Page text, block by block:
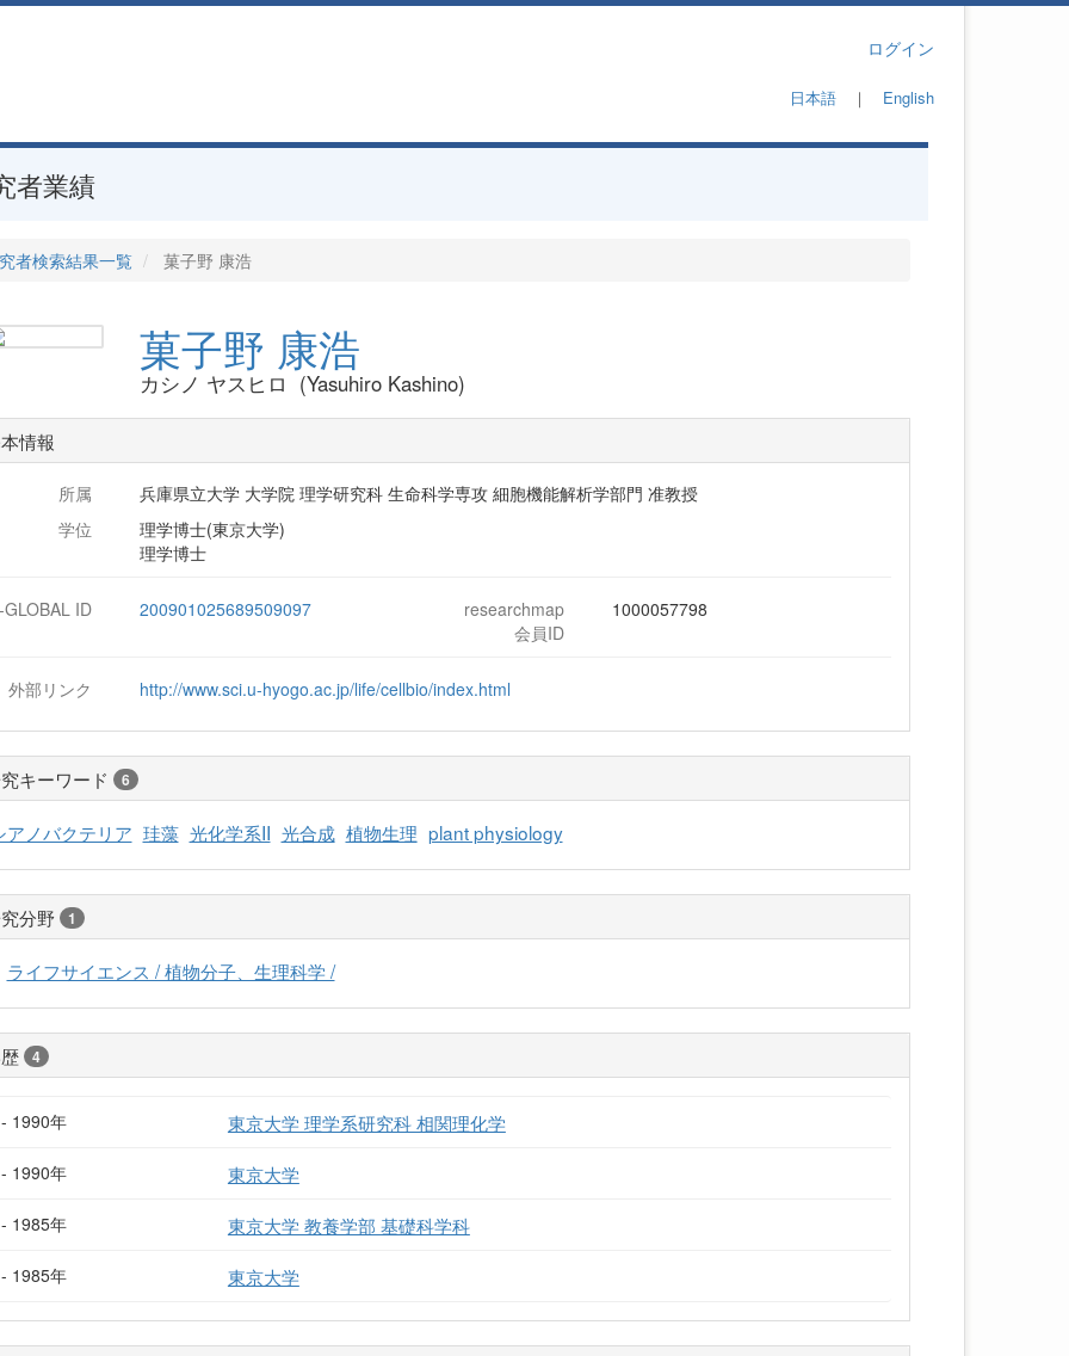
ログイン
日本語｜ English
者業績
者検索結果一覧 菓子野 康浩
菓子野 康浩
カシノ ヤスヒロ (Yasuhiro Kashino)
情報
所属
兵庫県立大学 大学院 理学研究科 生命科学専攻 細胞機能解析学部門 准教授
学位
理学博士(東京大学)
理学博士
GLOBAL ID 200901025689509097
researchmap
会員ID
1000057798
外部リンク http://www.sci.u-hyogo.ac.jp/life/cellbio/index.html
キーワード 6
アノバクテリア 珪藻 光化学系II 光合成 植物生理 plant physiology
分野 1
ライフサイエンス / 植物分子、生理科学 /
4
- 1990年 東京大学 理学系研究科 相関理化学
- 1990年 東京大学
- 1985年 東京大学 教養学部 基礎科学科
- 1985年 東京大学